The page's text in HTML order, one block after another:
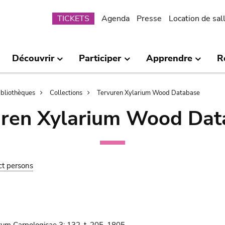
Submenu
TICKETS Agenda Presse Location de
Découvrir Participer Apprendre
Collections Tervuren Xylarium Wood Database
Xylarium Wood
persons